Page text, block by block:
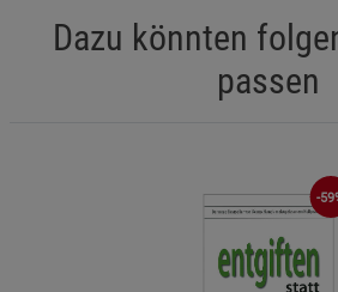
Dazu könnten
passen
-